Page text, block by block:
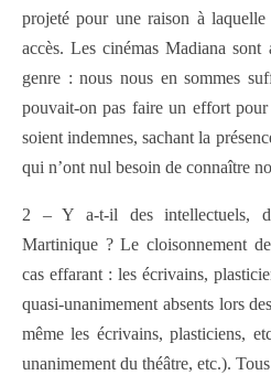
projeté pour une raison à laquelle
accès. Les cinémas Madiana
genre : nous nous en sommes
pouvait-on pas faire un effort
soient indemnes, sachant la
qui n’ont nul besoin de connaître
2 – Y a-t-il des intellectuels,
Martinique ? Le cloisonnement
cas effarant : les écrivains,
quasi-unanimement absents lors
même les écrivains, plasticiens,
unanimement du théâtre, etc.).